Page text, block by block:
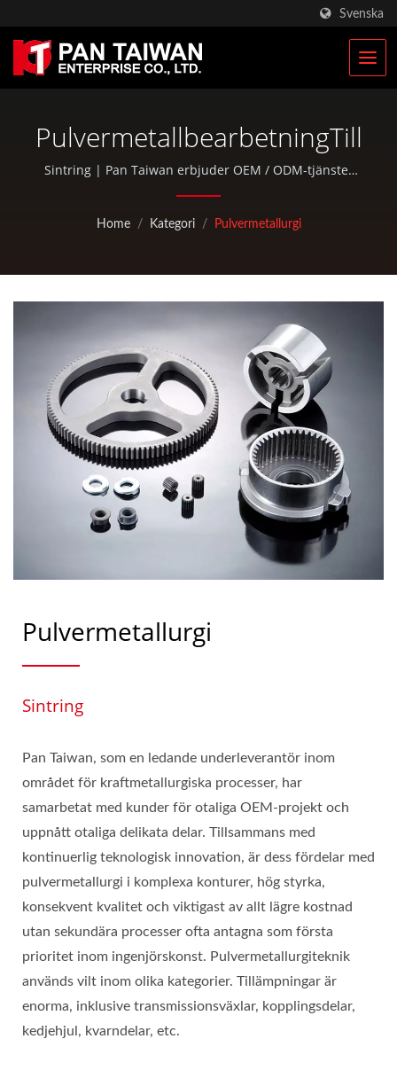
Svenska
Sintring | Pan Taiwan erbjuder OEM / ODM-tjänster
såsom plastinjektion, gjutning, smidning, CNC-
och utomhusaktiviteter.
Home / Kategori / Pulvermetallurgi
Pulvermetallurgi
Sintring
Pan Taiwan, som en ledande underleverantör inom
området för kraftmetallurgiska processer, har
samarbetat med kunder för otaliga OEM-projekt och
uppnått otaliga delikata delar. Tillsammans med
kontinuerlig teknologisk innovation, är dess fördelar med
pulvermetallurgi i komplexa konturer, hög styrka,
konsekvent kvalitet och viktigast av allt lägre kostnad
utan sekundära processer ofta antagna som första
prioritet inom ingenjörskonst. Pulvermetallurgiteknik
används vilt inom olika kategorier. Tillämpningar är
enorma, inklusive transmissionsväxlar, kopplingsdelar,
kedjehjul, kvarndelar, etc.